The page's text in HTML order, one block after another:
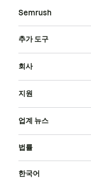
Semrush
추가 도구
회사
지원
업계 뉴스
법률
한국어